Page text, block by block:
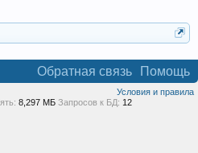
Обратная связь Помощь
Условия и правила
8,297 МБ Запросов к БД: 12